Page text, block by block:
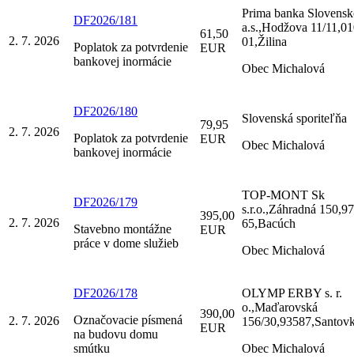
2. 7. 2026
DF2026/181
Poplatok za potvrdenie
bankovej inormácie
61,50
EUR
Prima banka
a.s.,Hodžova 11/
01,Žilina
Obec Michalová
2. 7. 2026
DF2026/180
Poplatok za potvrdenie
bankovej inormácie
79,95
EUR
Slovenská sporiteľňa
Obec Michalová
2. 7. 2026
DF2026/179
Stavebno montážne
práce v dome služieb
395,00
EUR
TOP-MONT Sk
s.r.o.,Záhradná
65,Bacúch
Obec Michalová
2. 7. 2026
DF2026/178
Označovacie písmená
na budovu domu
smútku
390,00
EUR
OLYMP ERBY s. r.
o.,Maďarovská
156/
Obec Michalová